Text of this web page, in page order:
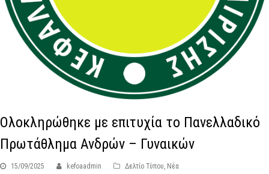
Ολοκληρώθηκε με επιτυχία το Πανελλαδικό
Πρωτάθλημα Ανδρών – Γυναικών
15/09/2025 kefoaadmin Δελτίο Τύπου, Νέα